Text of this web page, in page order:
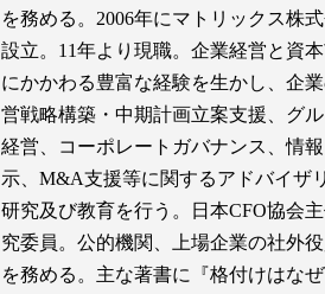
を務める。2006年にマトリックス株
設立。11年より現職。企業経営と資
にかかわる豊富な経験を生かし、企
営戦略構築・中期計画立案支援、グ
経営、コーポレートガバナンス、情
示、M&A支援等に関するアドバイザ
研究及び教育を行う。日本CFO協会
究委員。公的機関、上場企業の社外
を務める。主な著書に『格付けはな